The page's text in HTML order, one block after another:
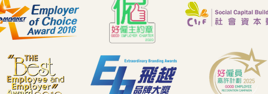
🧭 職場迷航？你需要一位專
屬「導師 (Mentor)」！ 🤝